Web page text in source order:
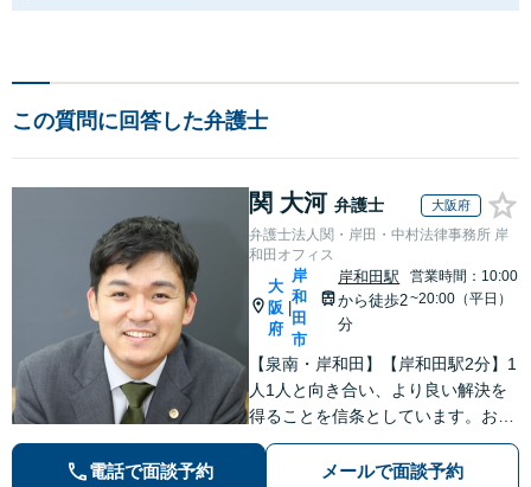
この質問に回答した弁護士
関 大河 弁護士 大阪府
弁護士法人関・岸田・中村法律事務所 岸
和田オフィス
大
阪
府
岸
和
田
市
岸和田駅
から徒歩2
分
営業時間：10:00
~20:00（平日）
【泉南・岸和田】【岸和田駅2分】1
人1人と向き合い、より良い解決を
得ることを信条としています。お気
軽にご相談下さい。
電話で面談予約 メールで面談予約